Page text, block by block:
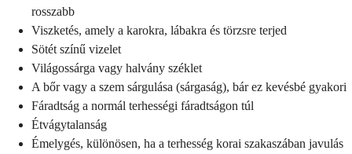
rosszabb
Viszketés, amely a karokra, lábakra és törzsre terjed
Sötét színű vizelet
Világossárga vagy halvány széklet
A bőr vagy a szem sárgulása (sárgaság), bár ez kevésbé gyakori
Fáradtság a normál terhességi fáradtságon túl
Étvágytalanság
Émelygés, különösen, ha a terhesség korai szakaszában javulás